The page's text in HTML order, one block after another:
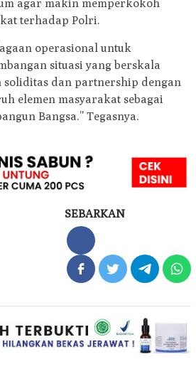
agar makin memperkokoh
terhadap Polri.
operasional untuk
situasi yang berskala
soliditas dan partnership dengan
elemen masyarakat sebagai
Bangsa.” Tegasnya.
SEBARKAN